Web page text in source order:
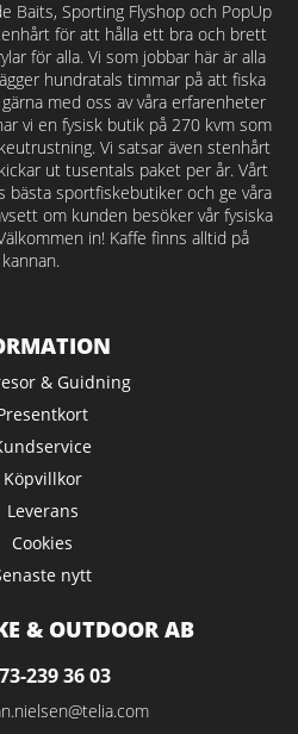
Baits, Sporting Flyshop och PopUp
för att hålla ett bra och brett
för alla. Vi som jobbar här är alla
hundratals timmar på att fiska
med oss av våra erfarenheter
vi en fysisk butik på 270 kvm som
Vi satsar även stenhårt
ut tusentals paket per år. Vårt
bästa sportfiskebutiker och ge våra
om kunden besöker vår fysiska
in! Kaffe finns alltid på
kannan.
& Guidning
Köpvillkor
Leverans
Cookies
nytt
& OUTDOOR AB
239 36 03